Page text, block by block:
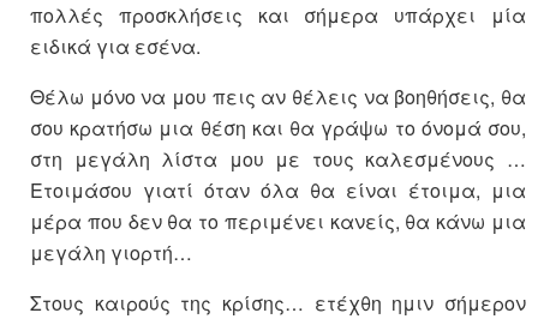
πολλές προσκλήσεις και σήμερα υπάρχει μία
ειδικά για εσένα.
Θέλω μόνο να μου πεις αν θέλεις να βοηθήσεις, θα
σου κρατήσω μια θέση και θα γράψω το όνομά σου,
στη μεγάλη λίστα μου με τους καλεσμένους …
Ετοιμάσου γιατί όταν όλα θα είναι έτοιμα, μια
μέρα που δεν θα το περιμένει κανείς, θα κάνω μια
μεγάλη γιορτή…
Στους καιρούς της κρίσης… ετέχθη ημιν σήμερον